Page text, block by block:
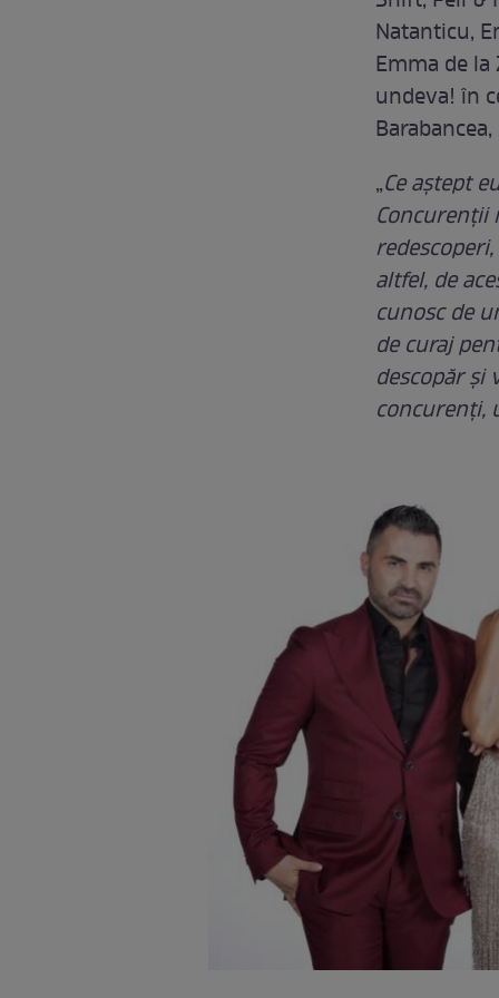
Natanticu,
Emma de la
undeva! în
„Ce aştept
Concurenții
altfel, de
cunosc de
de curaj
descopăr şi